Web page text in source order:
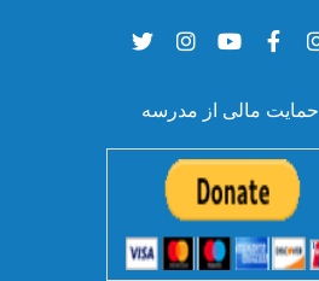
حمایت مالی از مدرسه